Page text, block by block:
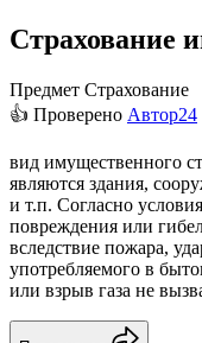
Страхование
Предмет Страхование
👍 Проверено Автор24
вид имущественного
являются здания,
и т.п. Согласно
повреждения или
вследствие пожара,
употребляемого в
или взрыв газа не